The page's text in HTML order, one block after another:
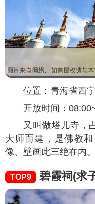
位置：青海省西
开放时间：
又叫做塔儿寺，
大师而建，是佛教
像、壁画此三绝在内。
TOP9 碧霞祠(求